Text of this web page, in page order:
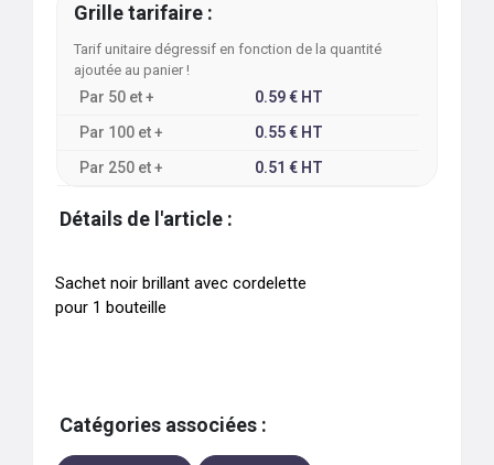
Grille tarifaire :
Tarif unitaire dégressif en fonction de la quantité
ajoutée au panier !
Par 50 et + 0.59€ HT
Par 100 et + 0.55€ HT
Par 250 et + 0.51 € HT
Détails de l'article :
Sachet noir brillant avec cordelette
Catégories associées :